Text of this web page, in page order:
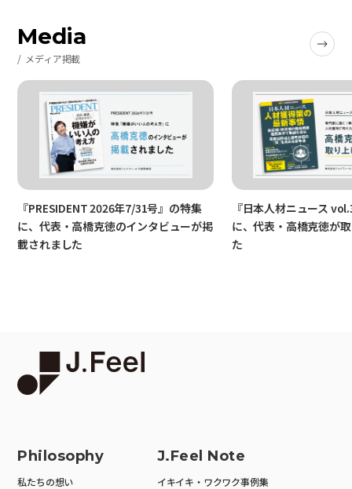
Media
メディア掲載
『PRESIDENT 2026年7/31号』の特集
に、代表・高橋克徳のインタビューが掲
載されました
『日本人材ニュース
に、代表・高橋克徳が
た
Philosophy
私たちの想い
J.Feel Note
イキイキ・ワクワク事例集